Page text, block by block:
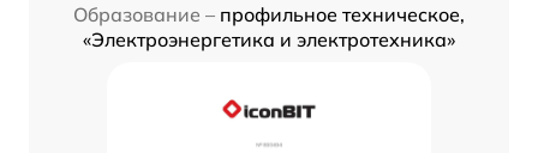
Образование – профильное техническое,
«Электроэнергетика и электротехника»